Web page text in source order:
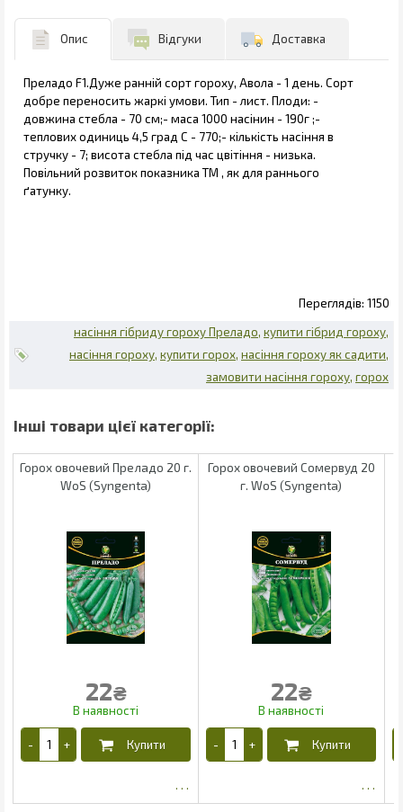
Опис Відгуки Доставка
Преладо F1.Дуже ранній сорт гороху, Авола - 1 день. Сорт
добре переносить жаркі умови. Тип - лист. Плоди: -
довжина стебла - 70 см;- маса 1000 насінин - 190г ;-
теплових одиниць 4,5 град С - 770;- кількість насіння в
стручку - 7; висота стебла під час цвітіння - низька.
Повільний розвиток показника ТМ , як для раннього
ґатунку.
1150
насіння гібриду гороху Преладо купити гібрид гороху
насіння гороху купити горох насіння гороху як садити
замовити насіння гороху горох
Горох овочевий Преладо 20 г.
WoS (Syngenta)
22₴
Горох овочевий Сомервуд 20
г. WoS (Syngenta)
22₴